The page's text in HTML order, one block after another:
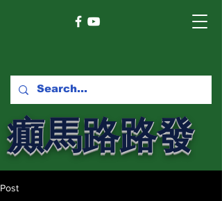
癲馬路路發
馬網
Post